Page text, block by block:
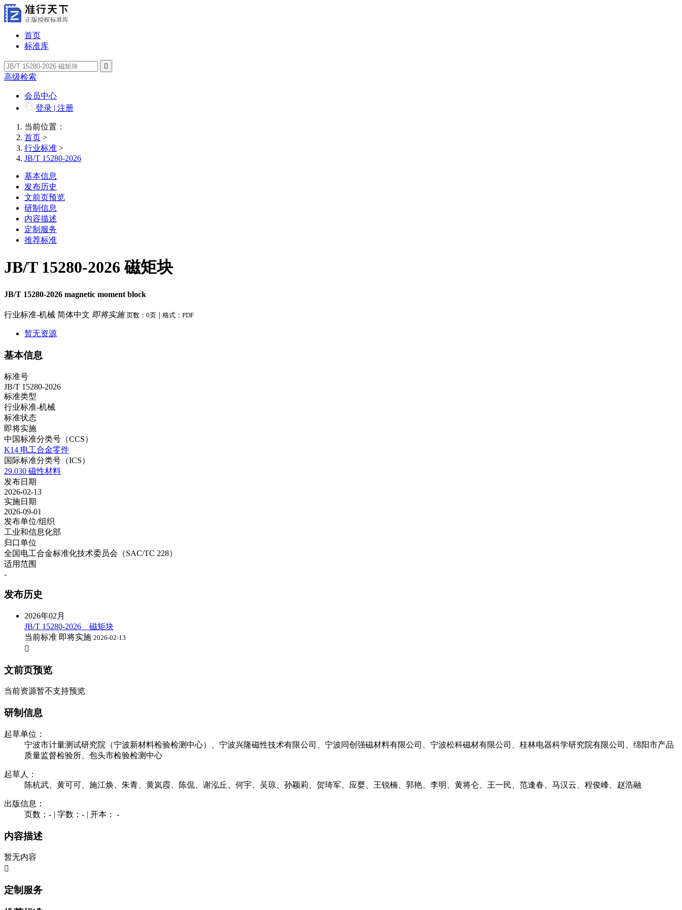
首页
标准库

高级检索
会员中心
登录 | 注册
当前位置：
首页 >
行业标准 >
JB/T 15280-2026
基本信息
发布历史
文前页预览
研制信息
内容描述
定制服务
推荐标准
JB/T 15280-2026 磁矩块
JB/T 15280-2026 magnetic moment block
行业标准-机械 简体中文 即将实施 页数：0页 | 格式：PDF
暂无资源
基本信息
标准号
JB/T 15280-2026
标准类型
行业标准-机械
标准状态
即将实施
中国标准分类号（CCS）
K14 电工合金零件
国际标准分类号（ICS）
29.030 磁性材料
发布日期
2026-02-13
实施日期
2026-09-01
发布单位/组织
工业和信息化部
归口单位
全国电工合金标准化技术委员会（SAC/TC 228）
适用范围
-
发布历史
2026年02月
JB/T 15280-2026 磁矩块
当前标准 即将实施 2026-02-13

文前页预览
当前资源暂不支持预览
研制信息
起草单位：
宁波市计量测试研究院（宁波新材料检验检测中心）、宁波兴隆磁性技术有限公司、宁波同创强磁材料有限公司、宁波松科磁材有限公司、桂林电器科学研究院有限公司、绵阳市产品
质量监督检验所、包头市检验检测中心
起草人：
陈杭武、黄可可、施江焕、朱青、黄岚霞、陈侃、谢泓丘、何宇、吴琼、孙颖莉、贺琦军、应婴、王锐楠、郭艳、李明、黄将仑、王一民、范逢春、马汉云、程俊峰、赵浩融
出版信息：
页数：- | 字数：- | 开本： -
内容描述
暂无内容

定制服务